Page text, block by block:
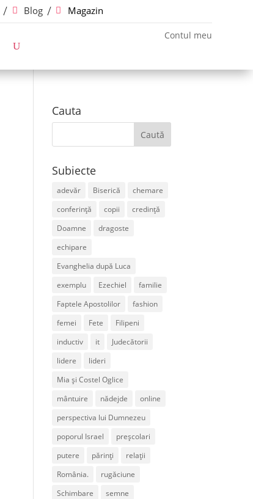
Blog Magazin
Contul meu
Cauta
Subiecte
adevăr Biserică
chemare
conferință
copii
credință
Doamne
dragoste
echipare
Evanghelia după Luca
exemplu
Ezechiel
familie
Faptele Apostolilor
fashion
femei
Fete
Filipeni
inductiv
it
Judecătorii
lidere
lideri
Mia și Costel Oglice
mântuire
nădejde
online
perspectiva lui Dumnezeu
poporul Israel
preșcolari
putere
părinți
relații
România.
rugăciune
Schimbare
semne